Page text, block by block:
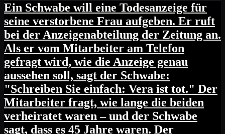
Ein Schwabe will eine Todesanzeige für
seine verstorbene Frau aufgeben. Er ruft
bei der Anzeigenabteilung der Zeitung an.
Als er vom Mitarbeiter am Telefon
gefragt wird, wie die Anzeige genau
aussehen soll, sagt der Schwabe:
"Schreiben Sie einfach: Vera ist tot." Der
Mitarbeiter fragt, wie lange die beiden
verheiratet waren – und der Schwabe
sagt, dass es 45 Jahre waren. Der